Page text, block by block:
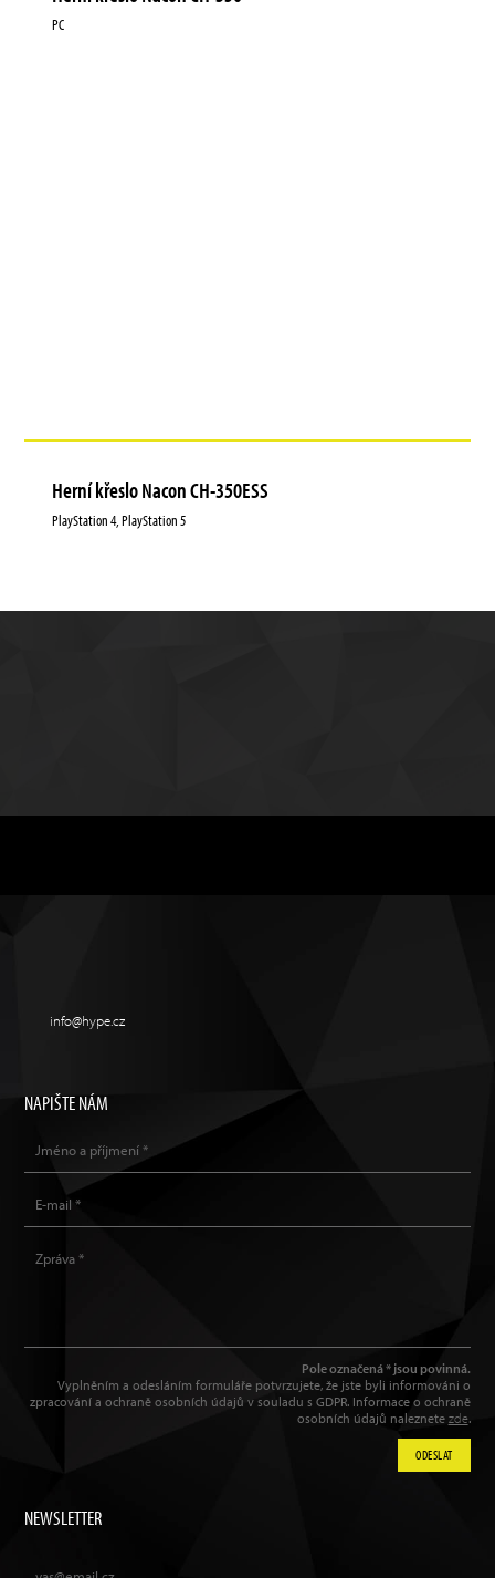
PC
Herní křeslo Nacon CH-350ESS
PlayStation 4, PlayStation 5
info@hype.cz
NEWSLETTER
NAPIŠTE NÁM
Pole označená * jsou povinná.
Vyplněním a odesláním formuláře potvrzujete, že jste byli informováni o
zpracování a ochraně osobních údajů v souladu s GDPR. Informace o ochraně
osobních údajů naleznete zde.
ODESLAT